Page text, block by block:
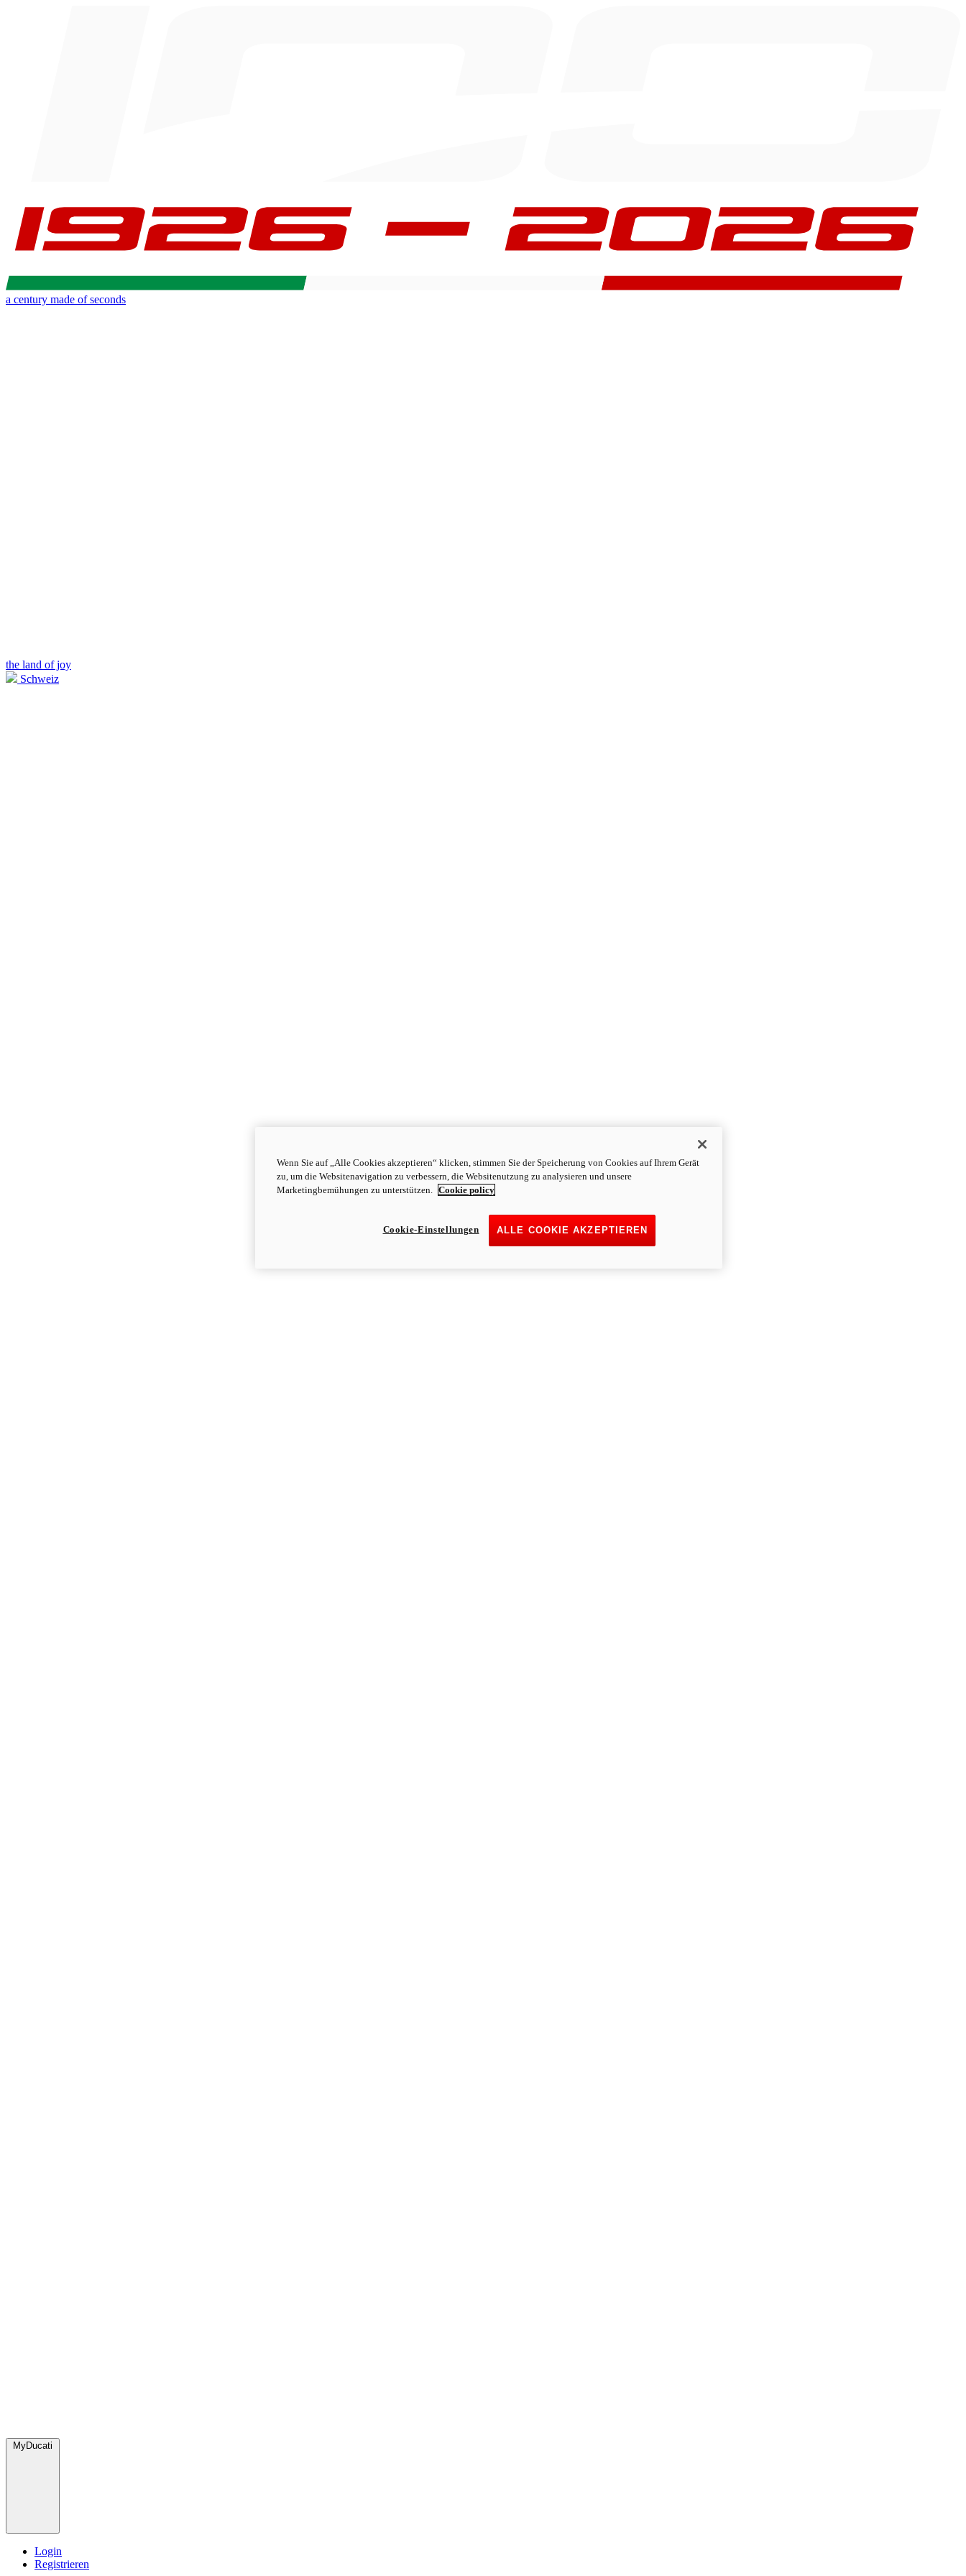
a century made of seconds
the land of joy
Schweiz
MyDucati
Login
Registrieren
Wenn Sie auf „Alle Cookies akzeptieren“ klicken, stimmen Sie der Speicherung von Cookies auf Ihrem Gerät
zu, um die Websitenavigation zu verbessern, die Websitenutzung zu analysieren und unsere
Marketingbemühungen zu unterstützen. Cookie policy
ALLE COOKIE AKZEPTIEREN
Cookie-Einstellungen